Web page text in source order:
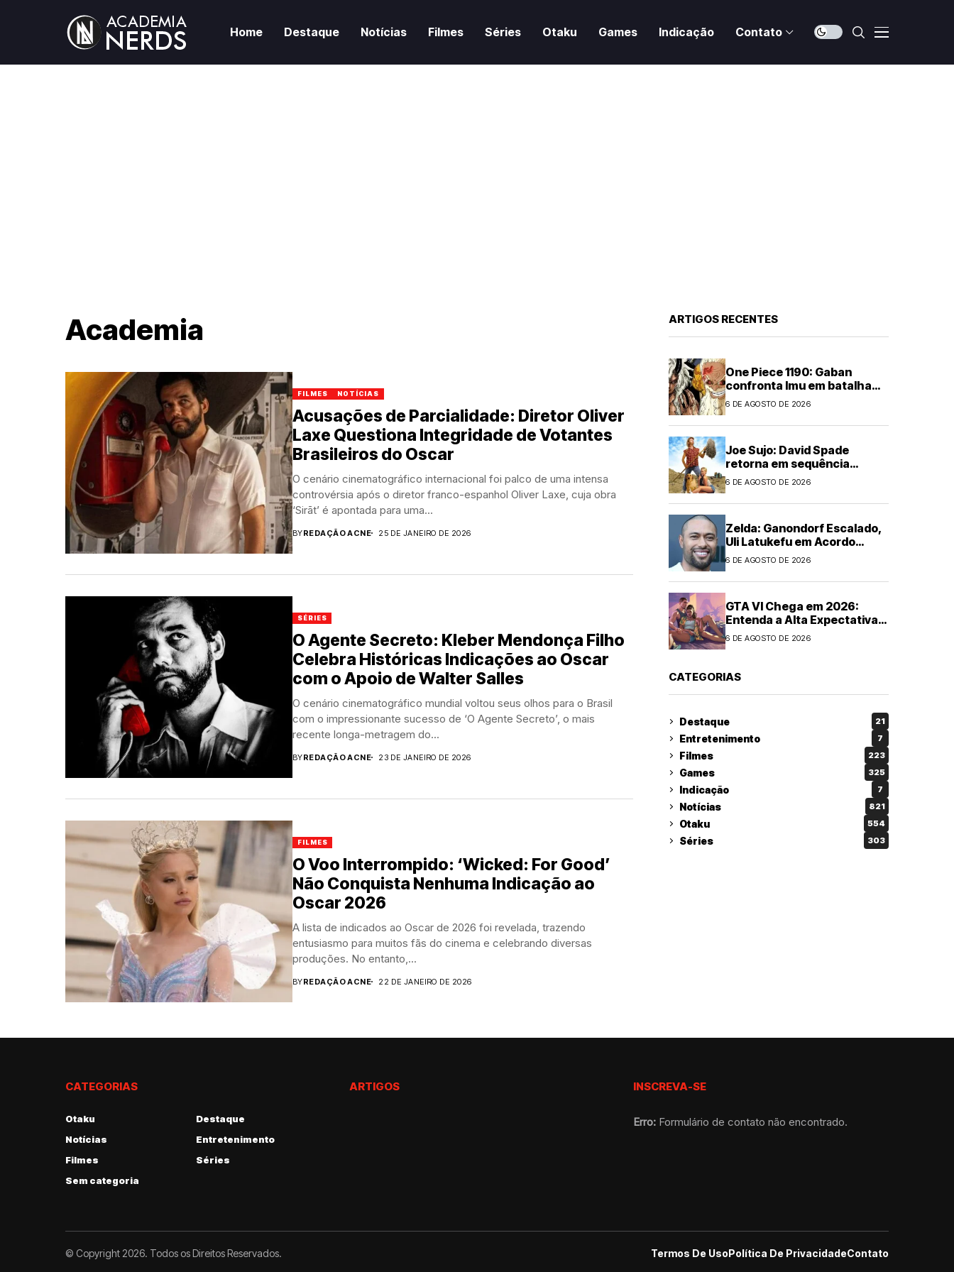
Home Destaque Notícias Filmes Séries Otaku Games Indicação Contato
Academia
FILMES NOTÍCIAS
Acusações de Parcialidade: Diretor Oliver
Laxe Questiona Integridade de Votantes
Brasileiros do Oscar
O cenário cinematográfico internacional foi palco de uma intensa
controvérsia após o diretor franco-espanhol Oliver Laxe, cuja obra
‘Sirāt’ é apontada para uma...
BYREDAÇÃO ACNE 25 DE JANEIRO DE 2026
SÉRIES
O Agente Secreto: Kleber Mendonça Filho
Celebra Históricas Indicações ao Oscar
com o Apoio de Walter Salles
O cenário cinematográfico mundial voltou seus olhos para o Brasil
com o impressionante sucesso de ‘O Agente Secreto’, o mais
recente longa-metragem do...
BYREDAÇÃO ACNE 23 DE JANEIRO DE 2026
FILMES
O Voo Interrompido: ‘Wicked: For Good’
Não Conquista Nenhuma Indicação ao
Oscar 2026
A lista de indicados ao Oscar de 2026 foi revelada, trazendo
entusiasmo para muitos fãs do cinema e celebrando diversas
produções. No entanto,...
BYREDAÇÃO ACNE 22 DE JANEIRO DE 2026
ARTIGOS RECENTES
One Piece 1190: Gaban
confronta Imu em batalha
épica
6 DE AGOSTO DE 2026
Joe Sujo: David Spade
retorna em sequência
animada
6 DE AGOSTO DE 2026
Zelda: Ganondorf Escalado,
Uli Latukefu em Acordo
Multi-filmes
6 DE AGOSTO DE 2026
GTA VI Chega em 2026:
Entenda a Alta Expectativa
Global
6 DE AGOSTO DE 2026
CATEGORIAS
Destaque 21
Entretenimento 7
Filmes 223
Games 325
Indicação 7
Notícias 821
Otaku 554
Séries 303
CATEGORIAS
Otaku
Destaque
Notícias
Entretenimento
Filmes
Séries
Sem categoria
ARTIGOS INSCREVA-SE
Erro: Formulário de contato não encontrado.
© Copyright 2026. Todos os Direitos Reservados. Termos De UsoPolítica De PrivacidadeContato